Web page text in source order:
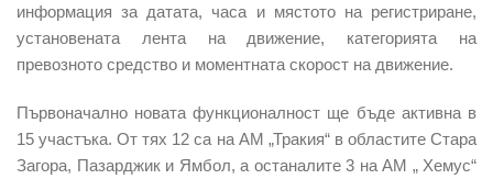
информация за датата, часа и мястото на регистриране,
установената лента на движение, категорията на
превозното средство и моментната скорост на движение.
Първоначално новата функционалност ще бъде активна в
15 участъка. От тях 12 са на АМ „Тракия“ в областите Стара
Загора, Пазарджик и Ямбол, а останалите 3 на АМ „ Хемус“